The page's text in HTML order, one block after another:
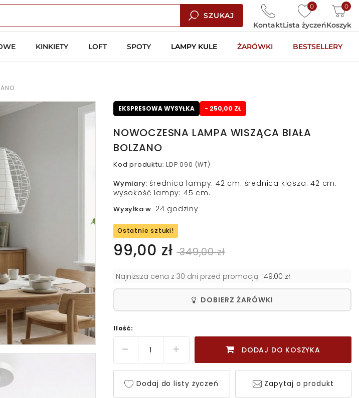
SZUKAJ
0
Lista życzeń
0
Koszyk
Kontakt
KINKIETY LOFT SPOTY LAMPY KULE ŻARÓWKI BESTSELLERY
EKSPRESOWA WYSYŁKA - 250,00 ZŁ
NOWOCZESNA LAMPA WISZĄCA BIAŁA
BOLZANO
Kod produktu: LDP 090 (WT)
Wymiary: średnica lampy: 42 cm. średnica klosza: 42 cm.
wysokość lampy: 45 cm.
Wysyłka w: 24 godziny
Ostatnie sztuki!
99,00 zł 349,00 zł
Najniższa cena z 30 dni przed promocją: 149,00 zł
DOBIERZ ŻARÓWKI
Ilość:
DODAJ DO KOSZYKA
Dodaj do listy życzeń Zapytaj o produkt